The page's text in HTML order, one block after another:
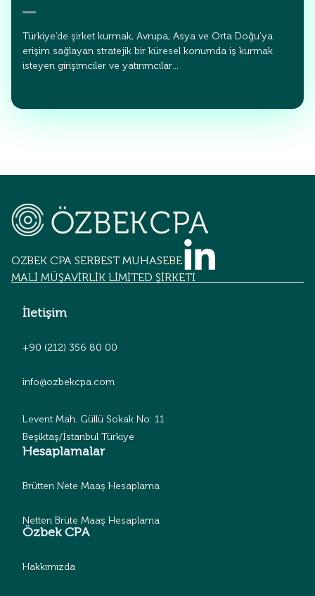
Türkiye’de şirket kurmak, Avrupa, Asya ve Orta Doğu’ya
erişim sağlayan stratejik bir küresel konumda iş kurmak
isteyen girişimciler ve yatırımcılar…
OZBEK CPA SERBEST MUHASEBECİLİK
MALİ MÜŞAVİRLİK LİMİTED ŞİRKETİ
İletişim
+90 (212) 356 80 00
info@ozbekcpa.com
Levent Mah. Güllü Sokak No: 11
Beşiktaş/İstanbul Türkiye
Hesaplamalar
Brütten Nete Maaş Hesaplama
Netten Brüte Maaş Hesaplama
Özbek CPA
Hakkımızda